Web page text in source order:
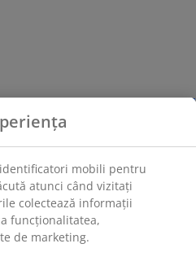
identificatori mobili pentru
atunci când vizitați
colectează informații
funcționalitatea,
de marketing.